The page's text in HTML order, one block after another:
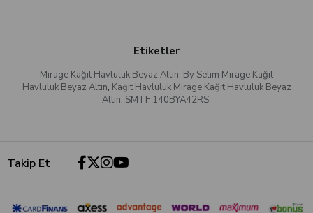
Etiketler
Mirage Kağıt Havluluk Beyaz Altın, By Selim Mirage Kağıt
Havluluk Beyaz Altın, Kağıt Havluluk Mirage Kağıt Havluluk Beyaz
Altın, SMTF 140BYA42RS,
Takip Et